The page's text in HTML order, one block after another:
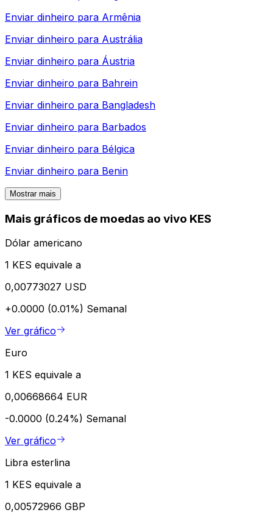
Enviar dinheiro para Armênia
Enviar dinheiro para Austrália
Enviar dinheiro para Áustria
Enviar dinheiro para Bahrein
Enviar dinheiro para Bangladesh
Enviar dinheiro para Barbados
Enviar dinheiro para Bélgica
Enviar dinheiro para Benin
Mostrar mais
Mais gráficos de moedas ao vivo KES
Dólar americano
1 KES equivale a
0,00773027 USD
+0.0000 (0.01%) Semanal
Ver gráfico
Euro
1 KES equivale a
0,00668664 EUR
-0.0000 (0.24%) Semanal
Ver gráfico
Libra esterlina
1 KES equivale a
0,00572966 GBP